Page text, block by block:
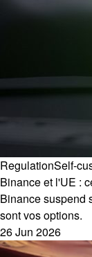
RegulationSelf-
Binance et l'UE :
Binance suspend
sont vos options.
26 Jun 2026